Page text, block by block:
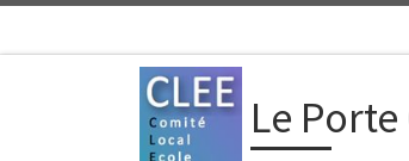
Le Porte